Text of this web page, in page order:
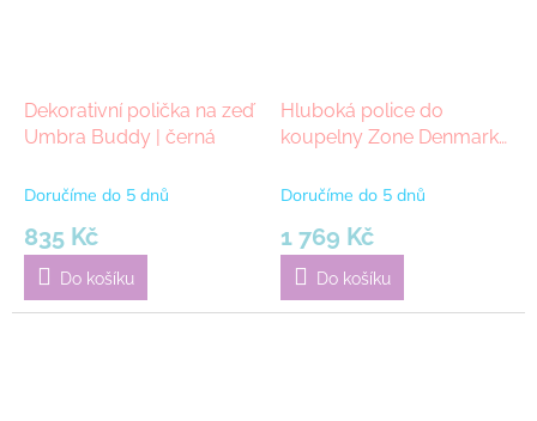
Dekorativní polička na zeď
Umbra Buddy | černá
Doručíme do 5 dnů
835 Kč
Do košíku
Hluboká police do
koupelny Zone Denmark
Doručíme do 5 dnů
1 769 Kč
Do košíku